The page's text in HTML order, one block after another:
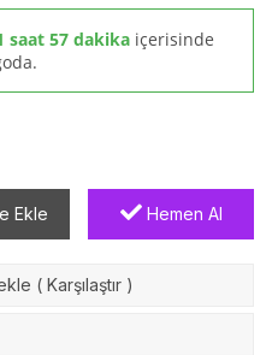
saat 57 dakika içerisinde
Ekle Hemen Al
( Karşılaştır )